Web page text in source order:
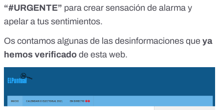
“#URGENTE” para crear sensación de alarma y
apelar a tus sentimientos.
Os contamos algunas de las desinformaciones que ya
hemos verificado de esta web.